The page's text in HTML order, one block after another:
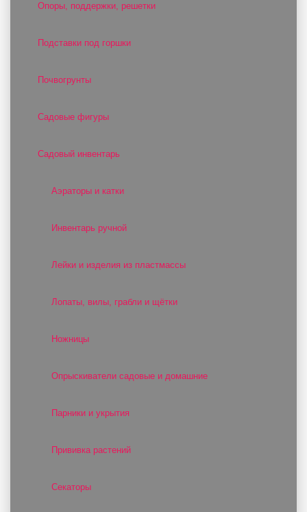
Опоры, поддержки, решетки
Подставки под горшки
Почвогрунты
Садовые фигуры
Садовый инвентарь
Аэраторы и катки
Инвентарь ручной
Лейки и изделия из пластмассы
Лопаты, вилы, грабли и щётки
Ножницы
Опрыскиватели садовые и домашние
Парники и укрытия
Прививка растений
Секаторы